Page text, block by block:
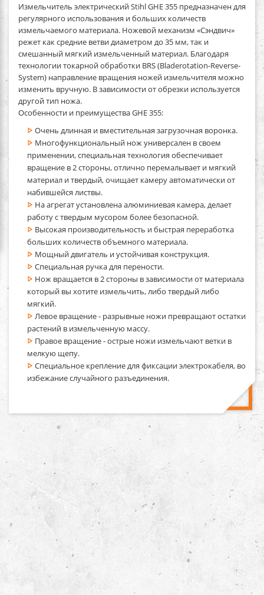
Измельчитель электрический Stihl GHE 355 предназначен для
регулярного использования и больших количеств
измельчаемого материала. Ножевой механизм «Сэндвич»
режет как средние ветви диаметром до 35 мм, так и
смешанный мягкий измельченный материал. Благодаря
технологии токарной обработки BRS (Bladerotation-Reverse-
System) направление вращения ножей измельчителя можно
изменить вручную. В зависимости от обрезки используется
другой тип ножа.
Особенности и преимущества GHE 355:
Очень длинная и вместительная загрузочная воронка.
Многофункциональный нож универсален в своем
применении, специальная технология обеспечивает
вращение в 2 стороны, отлично перемалывает и мягкий
материал и твердый, очищает камеру автоматически от
набившейся листвы.
На агрегат установлена алюминиевая камера, делает
работу с твердым мусором более безопасной.
Высокая производительность и быстрая переработка
больших количеств объемного материала.
Мощный двигатель и устойчивая конструкция.
Специальная ручка для перености.
Нож вращается в 2 стороны в зависимости от материала
который вы хотите измельчить, либо твердый либо
мягкий.
Левое вращение - разрывные ножи превращают остатки
растений в измельченную массу.
Правое вращение - острые ножи измельчают ветки в
мелкую щепу.
Специальное крепление для фиксации электрокабеля, во
избежание случайного разъединения.